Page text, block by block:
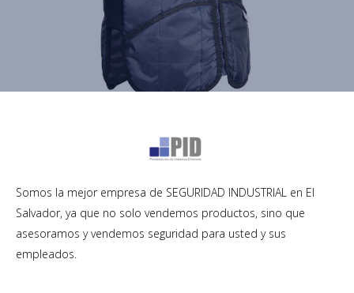
Somos la mejor empresa de SEGURIDAD INDUSTRIAL en El
Salvador, ya que no solo vendemos productos, sino que
asesoramos y vendemos seguridad para usted y sus
empleados.